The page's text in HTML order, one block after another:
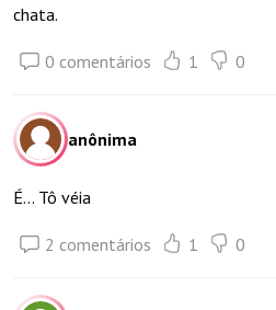
chata.
0 comentários 1 0
anônima
É... Tô véia
2 comentários 1 0